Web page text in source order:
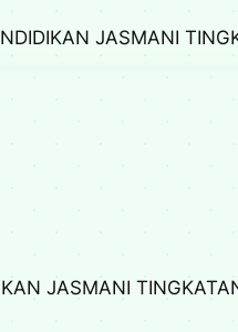
JASMANI
JASMANI